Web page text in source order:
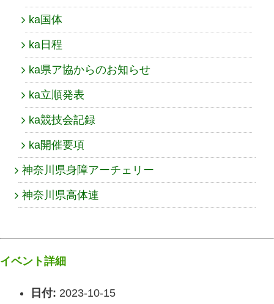
ka国体
ka日程
ka県ア協からのお知らせ
ka立順発表
ka競技会記録
ka開催要項
神奈川県身障アーチェリー
神奈川県高体連
イベント詳細
日付: 2023-10-15